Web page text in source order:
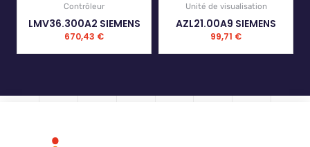
Contrôleur
LMV36.300A2 SIEMENS
670,43 €
Unité de visualisation
AZL21.00A9 SIEMENS
99,71 €